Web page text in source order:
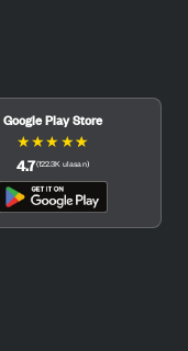
Google Play Store
★★★ ★★
4.7(122.3K ulasan)